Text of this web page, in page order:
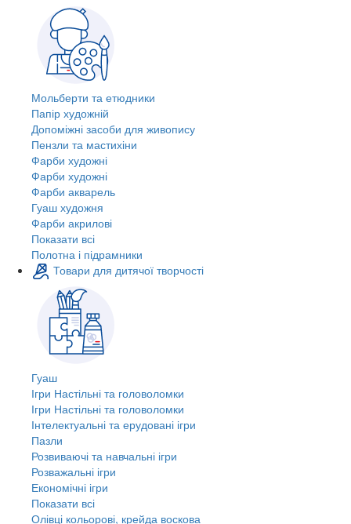
Мольберти та етюдники
Папір художній
Допоміжні засоби для живопису
Пензли та мастихіни
Фарби художні
Фарби художні
Фарби акварель
Гуаш художня
Фарби акрилові
Показати всі
Полотна і підрамники
Товари для дитячої творчості
Гуаш
Ігри Настільні та головоломки
Ігри Настільні та головоломки
Інтелектуальні та ерудовані ігри
Пазли
Розвиваючі та навчальні ігри
Розважальні ігри
Економічні ігри
Показати всі
Олівці кольорові, крейда воскова